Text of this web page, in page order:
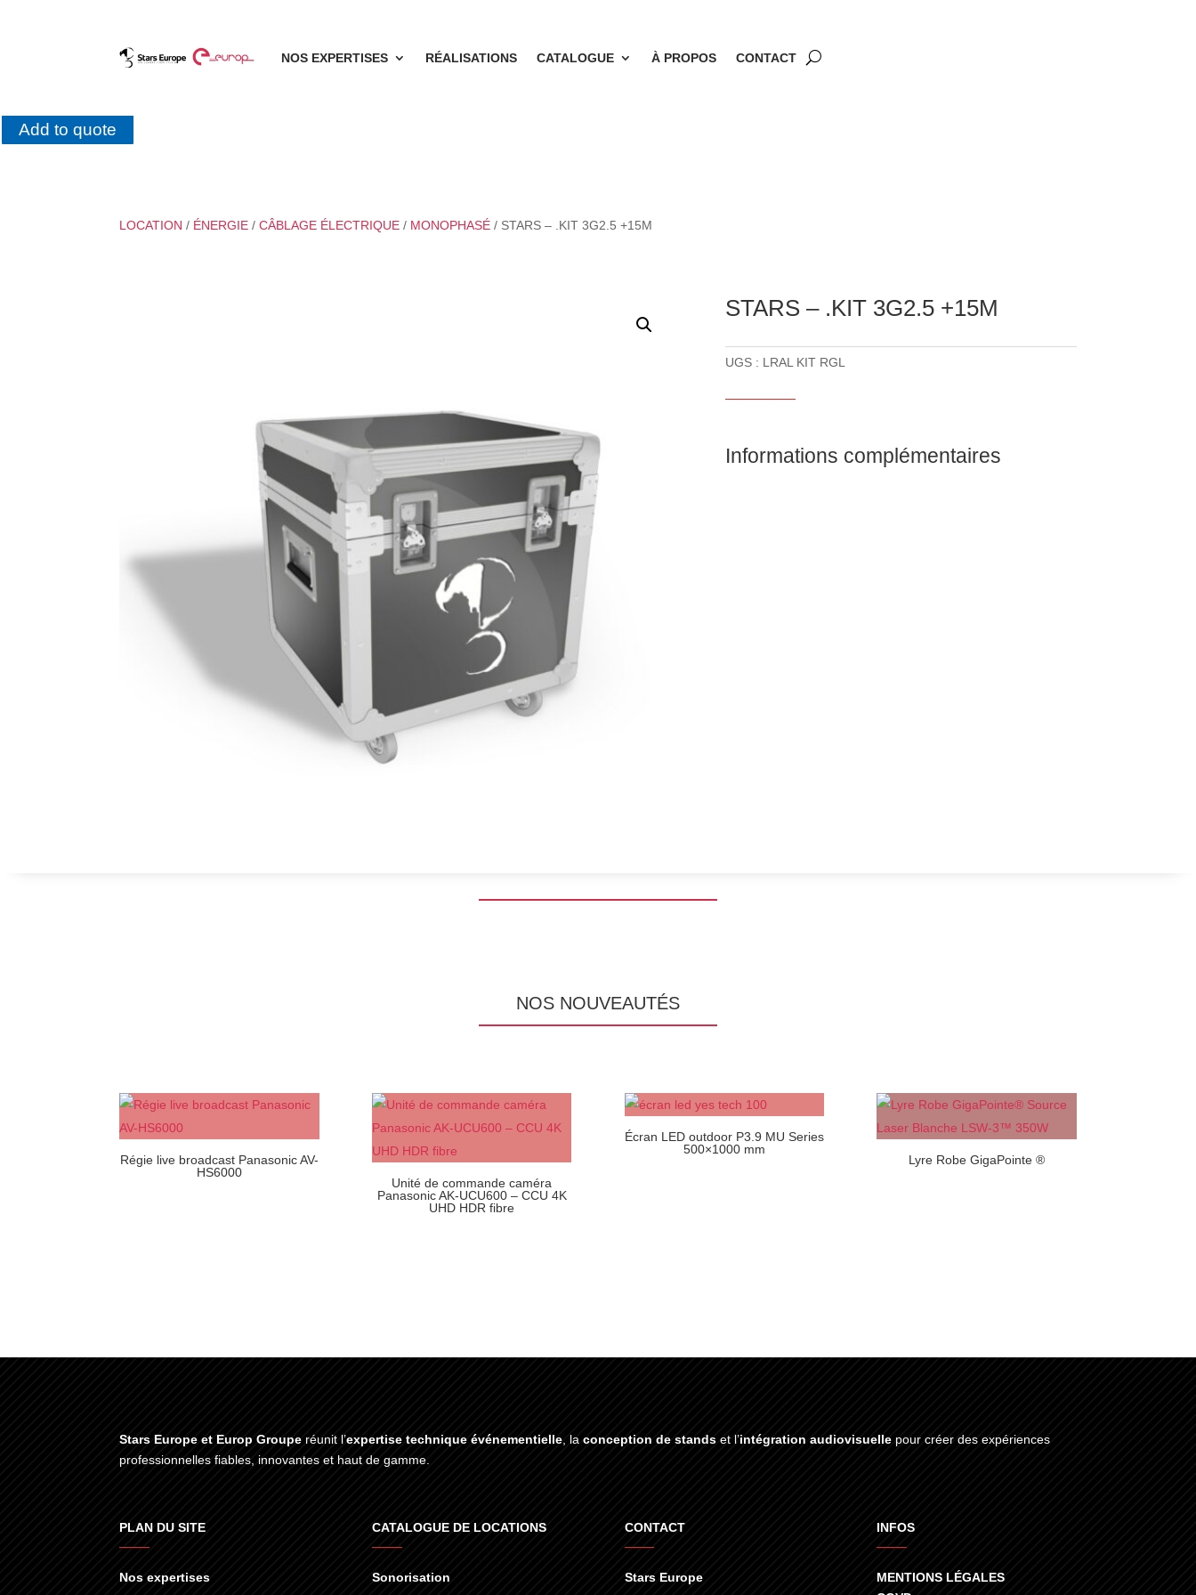
NOS EXPERTISES RÉALISATIONS CATALOGUE À PROPOS CONTACT
Add to quote
LOCATION / ÉNERGIE /CÂBLAGE ÉLECTRIQUE / MONOPHASÉ / STARS – .KIT 3G2.5 +15M
STARS – .KIT 3G2.5 +15M
UGS : LRAL KIT RGL
Informations complémentaires
NOS NOUVEAUTÉS
Régie live broadcast Panasonic AV-
HS6000
Unité de commande caméra
Panasonic AK-UCU600 – CCU 4K
UHD HDR fibre
Écran LED outdoor P3.9 MU Series
500×1000 mm
Lyre Robe GigaPointe ®
Stars Europe et Europ Groupe réunit l’expertise technique événementielle , laconception de stands et l’intégration audiovisuelle pour créer des expériences
professionnelles fiables, innovantes et haut de gamme.
PLAN DU SITE
Nos expertises
CATALOGUE DE LOCATIONS
Sonorisation
CONTACT
Stars Europe
INFOS
MENTIONS LÉGALES